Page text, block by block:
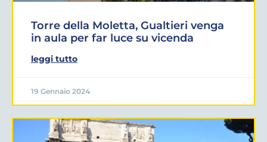
Torre della Moletta, Gualtieri venga
in aula per far luce su vicenda
leggi tutto
19 Gennaio 2024